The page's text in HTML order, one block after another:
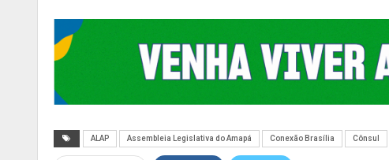
ALAP Assembleia Legislativa do Amapá Conexão Brasília Cônsul